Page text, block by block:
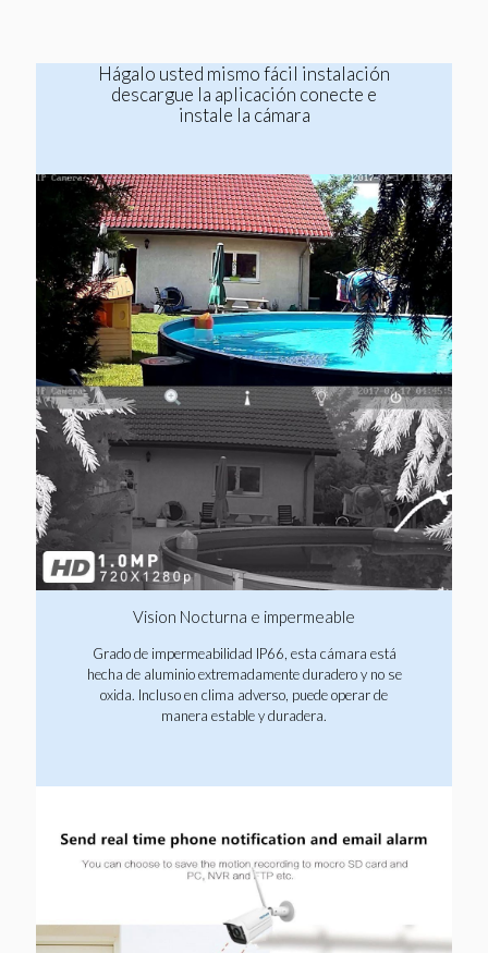
Hágalo usted mismo fácil instalación
descargue la aplicación conecte e
instale la cámara
Vision Nocturna e impermeable
Grado de impermeabilidad IP66, esta cámara está
hecha de aluminio extremadamente duradero y no se
oxida. Incluso en clima adverso, puede operar de
manera estable y duradera.